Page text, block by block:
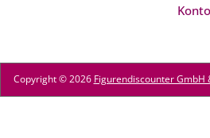
Copyright © 2026 Figurendiscounter GmbH